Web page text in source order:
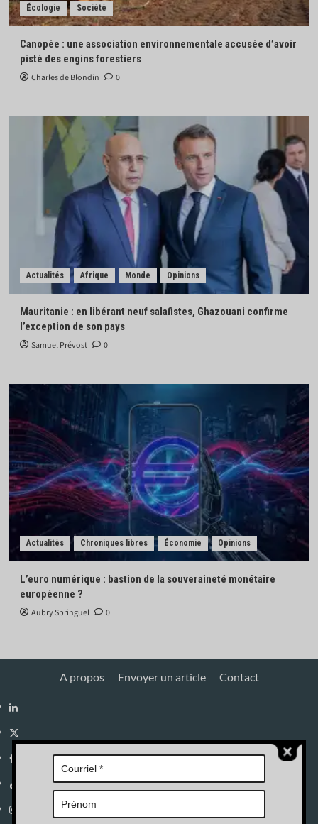
Écologie Société
Canopée : une association environnementale accusée d’avoir
pisté des engins forestiers
Charles de Blondin 0
Actualités Afrique Monde Opinions
Mauritanie : en libérant neuf salafistes, Ghazouani confirme
l’exception de son pays
Samuel Prévost 0
Actualités Chroniques libres Économie Opinions
L’euro numérique : bastion de la souveraineté monétaire
européenne ?
Aubry Springuel 0
A propos Envoyer un article Contact
Linkedin
X
Facebook
Tik
Tok
Instagram